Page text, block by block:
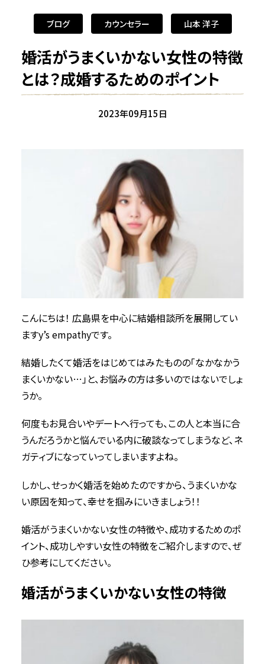
ブログ カウンセラー 山本 洋子
婚活がうまくいかない女性の特徴
とは？成婚するためのポイント
2023年09月15日
こんにちは！ 広島県を中心に結婚相談所を展開してい
ますy’s empathyです。
結婚したくて婚活をはじめてはみたものの「なかなかう
まくいかない…」と、お悩みの方は多いのではないでしょ
うか。
何度もお見合いやデートへ行っても、この人と本当に合
うんだろうかと悩んでいる内に破談なってしまうなど、ネ
ガティブになっていってしまいますよね。
しかし、せっかく婚活を始めたのですから、うまくいかな
い原因を知って、幸せを掴みにいきましょう！！
婚活がうまくいかない女性の特徴や、成功するためのポ
イント、成功しやすい女性の特徴をご紹介しますので、ぜ
ひ参考にしてください。
婚活がうまくいかない女性の特徴